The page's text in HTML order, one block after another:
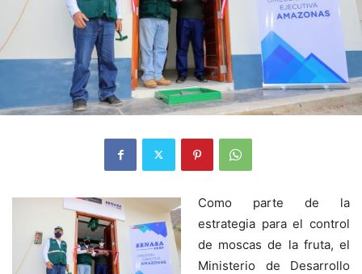
Como parte de la
estrategia para el control
de moscas de la fruta, el
Ministerio de Desarrollo